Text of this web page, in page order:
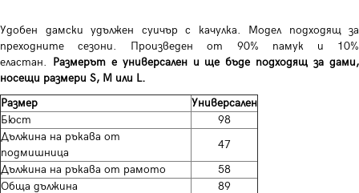
Удобен дамски удължен суичър с качулка. Модел подходящ за
преходните сезони. Произведен от 90% памук и 10%
еластан. Размерът е универсален и ще бъде подходящ за дами,
носещи размери S, M или L.
Размер
Универсален
Бюст
98
Дължина на ръкава от
подмишница
47
Дължина на ръкава от рамото
58
Обща дължина
89